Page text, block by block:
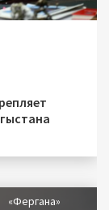
«Фергана»